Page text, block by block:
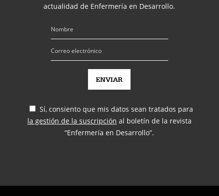
actualidad de Enfermería en Desarrollo.
Sí, consiento que mis datos sean tratados para
la gestión de la suscripción al boletín de la revista
“Enfermería en Desarrollo”.